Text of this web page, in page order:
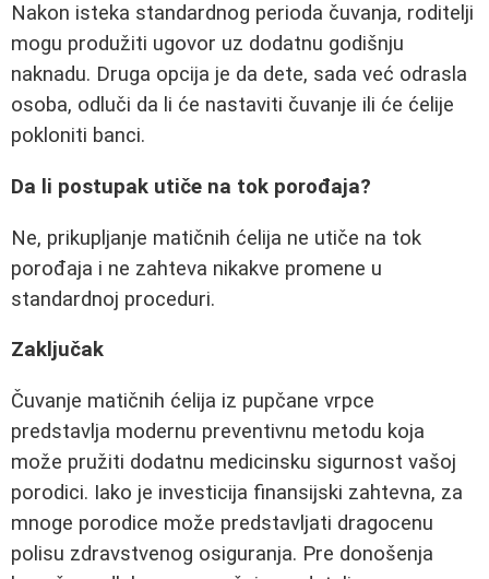
Nakon isteka standardnog perioda čuvanja, roditelji
mogu produžiti ugovor uz dodatnu godišnju
naknadu. Druga opcija je da dete, sada već odrasla
osoba, odluči da li će nastaviti čuvanje ili će ćelije
pokloniti banci.
Da li postupak utiče na tok porođaja?
Ne, prikupljanje matičnih ćelija ne utiče na tok
porođaja i ne zahteva nikakve promene u
standardnoj proceduri.
Zaključak
Čuvanje matičnih ćelija iz pupčane vrpce
predstavlja modernu preventivnu metodu koja
može pružiti dodatnu medicinsku sigurnost vašoj
porodici. Iako je investicija finansijski zahtevna, za
mnoge porodice može predstavljati dragocenu
polisu zdravstvenog osiguranja. Pre donošenja